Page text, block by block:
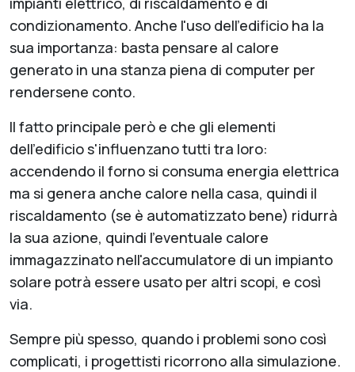
condizionamento. Anche l'uso dell'edificio ha la
sua importanza: basta pensare al calore
generato in una stanza piena di computer per
rendersene conto.
Il fatto principale però e che gli elementi
dell'edificio s'influenzano tutti tra loro:
accendendo il forno si consuma energia elettrica
ma si genera anche calore nella casa, quindi il
riscaldamento (se è automatizzato bene) ridurrà
la sua azione, quindi l'eventuale calore
immagazzinato nell'accumulatore di un impianto
solare potrà essere usato per altri scopi, e così
via.
Sempre più spesso, quando i problemi sono così
complicati, i progettisti ricorrono alla simulazione.